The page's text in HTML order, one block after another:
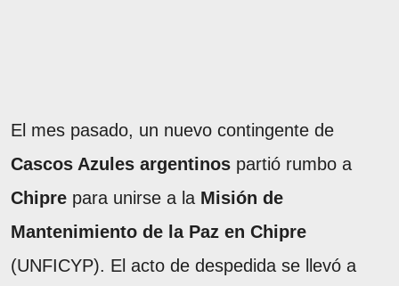
El mes pasado, un nuevo contingente de
Cascos Azules argentinos partió rumbo a
Chipre para unirse a la Misión de
Mantenimiento de la Paz en Chipre
(UNFICYP). El acto de despedida se llevó a